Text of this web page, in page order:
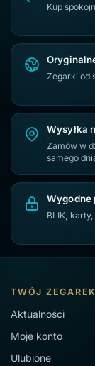
Kup
Zegarki od
Wysyłka
Zamów w
samego
Wygodne
BLIK,
TWÓJ ZEGAREK
Aktualności
Moje konto
Ulubione